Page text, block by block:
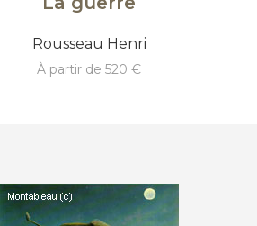
Rousseau Henri
à partir de 520 €